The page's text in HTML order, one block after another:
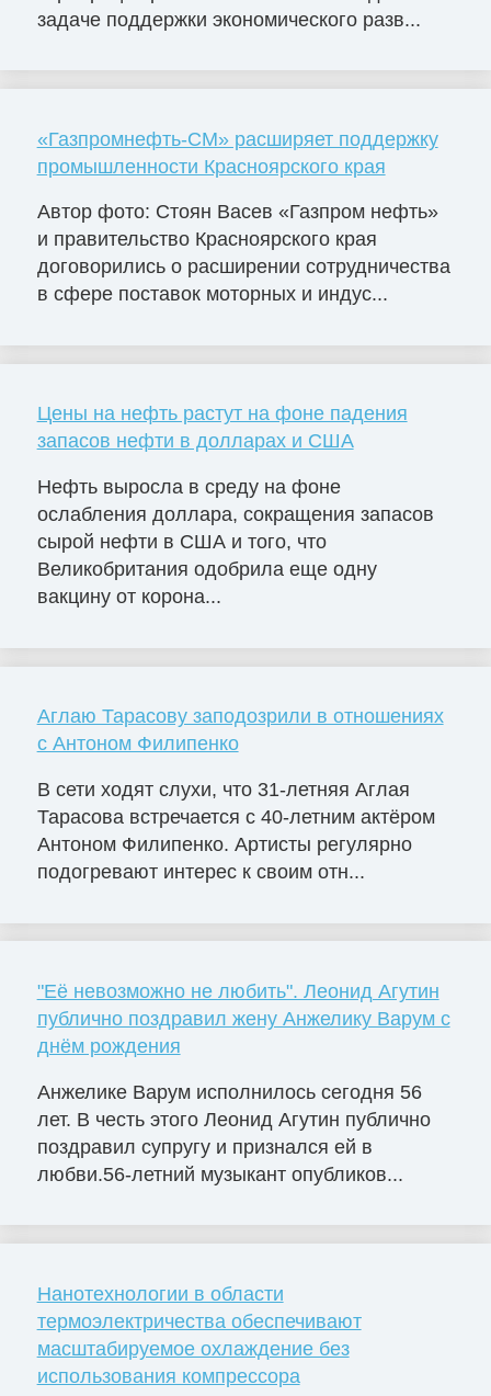
задаче поддержки экономического разв...
«Газпромнефть-СМ» расширяет поддержку
промышленности Красноярского края
Автор фото: Стоян Васев «Газпром нефть»
и правительство Красноярского края
договорились о расширении сотрудничества
в сфере поставок моторных и индус...
Цены на нефть растут на фоне падения
запасов нефти в долларах и США
Нефть выросла в среду на фоне
ослабления доллара, сокращения запасов
сырой нефти в США и того, что
Великобритания одобрила еще одну
вакцину от корона...
Аглаю Тарасову заподозрили в отношениях
с Антоном Филипенко
В сети ходят слухи, что 31-летняя Аглая
Тарасова встречается с 40-летним актёром
Антоном Филипенко. Артисты регулярно
подогревают интерес к своим отн...
"Её невозможно не любить". Леонид Агутин
публично поздравил жену Анжелику Варум с
днём рождения
Анжелике Варум исполнилось сегодня 56
лет. В честь этого Леонид Агутин публично
поздравил супругу и признался ей в
любви.56-летний музыкант опубликов...
Нанотехнологии в области
термоэлектричества обеспечивают
масштабируемое охлаждение без
использования компрессора